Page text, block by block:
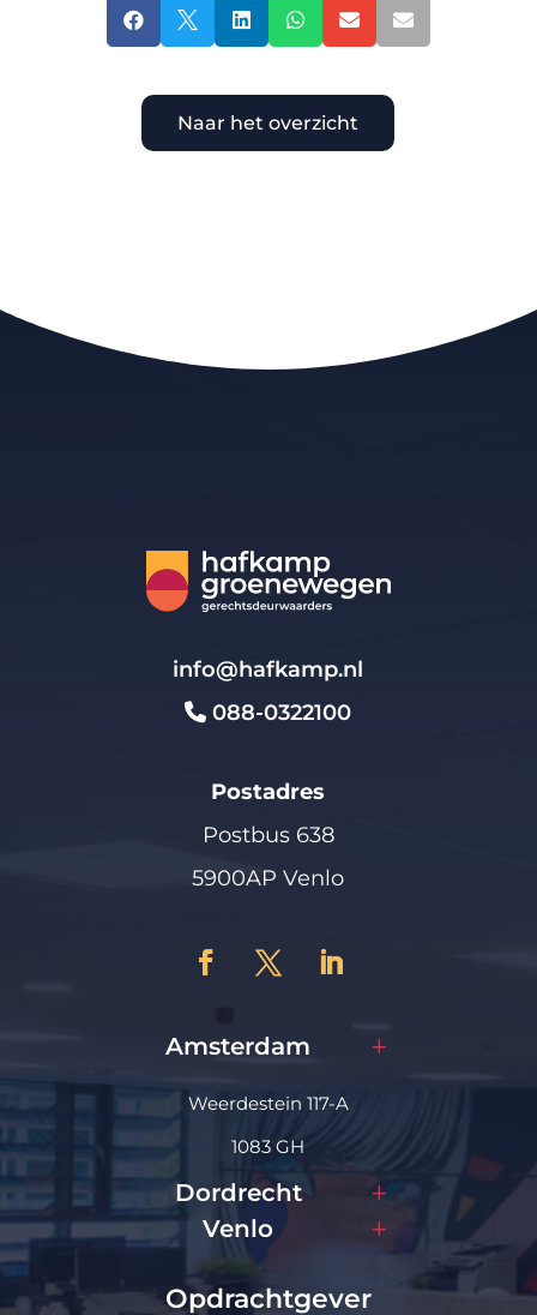
     
Naar het overzicht
info@hafkamp.nl
088-0322100
Postadres
Postbus 638
5900AP Venlo
Amsterdam
Weerdestein 117-A
1083 GH
Dordrecht
Venlo
Opdrachtgever